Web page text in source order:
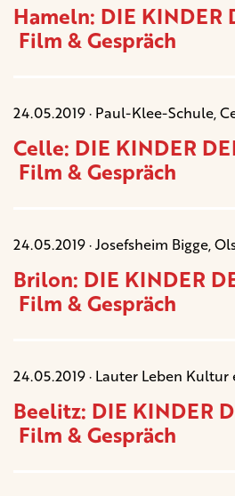
Hameln: DIE KINDER
Film & Gespräch
24.05.2019 · Paul-Klee-Schule,
Celle: DIE KINDER
Film & Gespräch
24.05.2019 · Josefsheim Bigge,
Brilon: DIE KINDER
Film & Gespräch
24.05.2019 · Lauter Leben Kultur
Beelitz: DIE KINDER
Film & Gespräch